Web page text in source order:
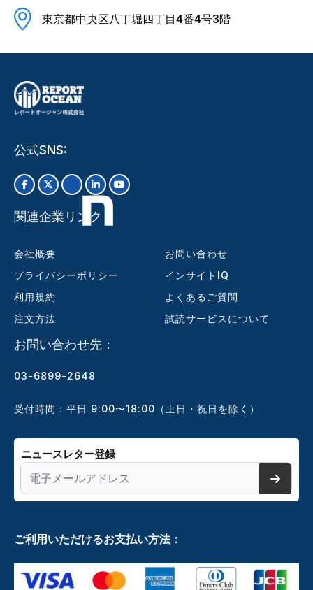
東京都中央区八丁堀四丁目4番4号3階
公式SNS:
関連企業リンク
会社概要
プライバシーポリシー
利用規約
注文方法
お問い合わせ
インサイトIQ
よくあるご質問
試読サービスについて
お問い合わせ先：
03-6899-2648
受付時間：平日 9:00〜18:00（土日・祝日を除く）
ニュースレター登録
ご利用いただけるお支払い方法：